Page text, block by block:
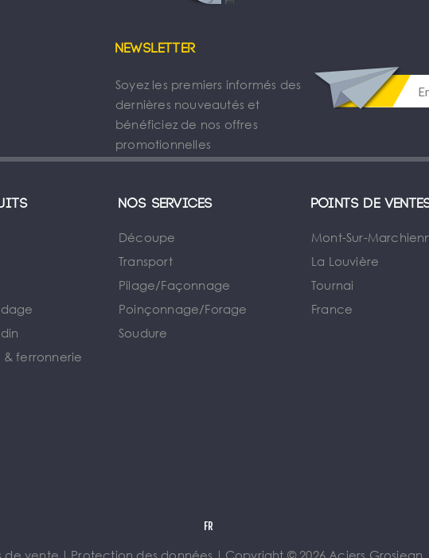
Newsletter
Soyez les premiers informés des
dernières nouveautés et
bénéficiez de nos offres
promotionnelles
ferronnerie
Nos services
Découpe
Transport
Pilage/Façonnage
Poinçonnage/Forage
Soudure
Points de
Mont-Sur-
La Louvière
Tournai
France
de vente ｜ Protection des données ｜ Copyright © 2026 Aciers Grosjean.